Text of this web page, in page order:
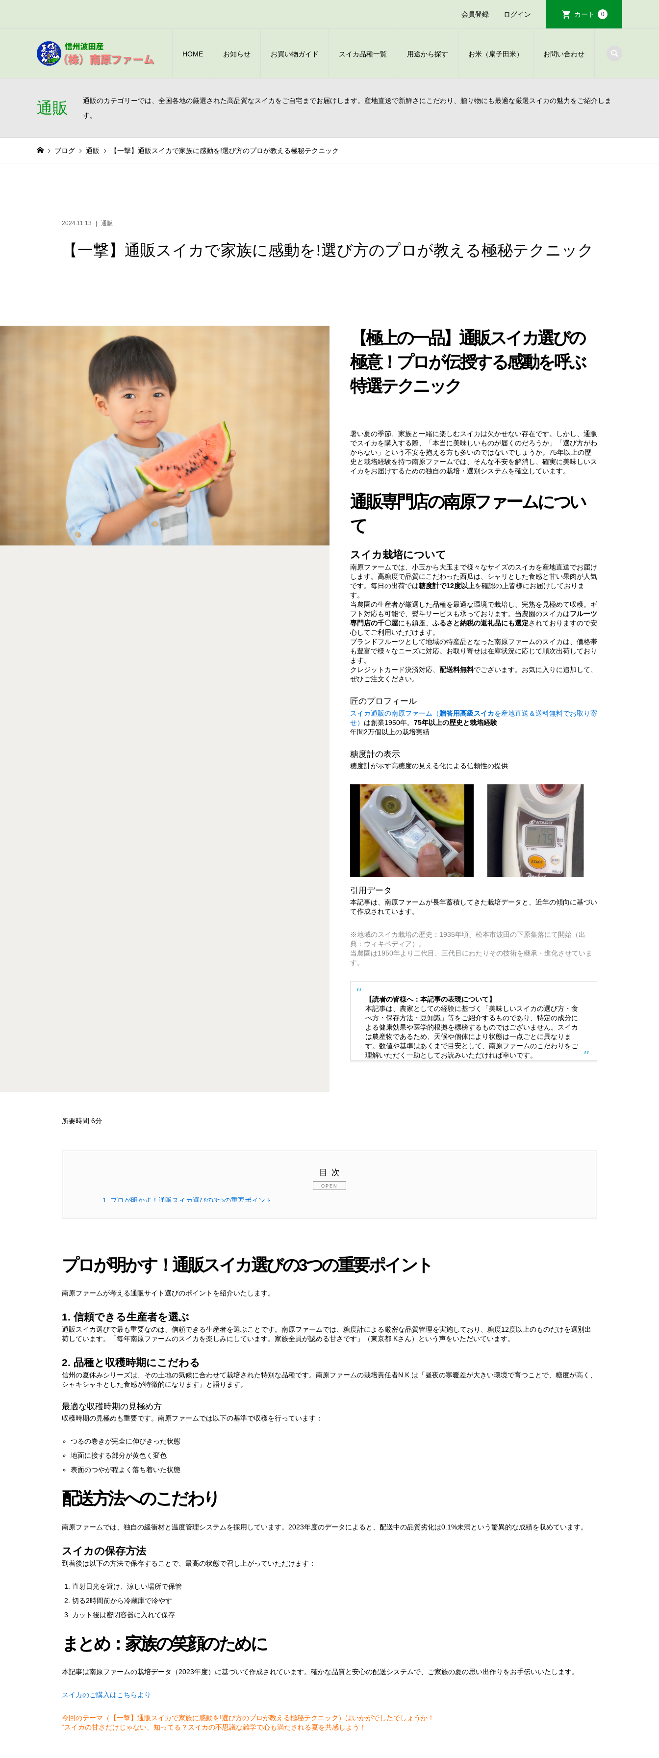
会員登録 ログイン カート 0
HOME お知らせ お買い物ガイド スイカ品種一覧 用途から探す お米（扇子田米） お問い合わせ
通販
通販のカテゴリーでは、全国各地の厳選された高品質なスイカをご自宅までお届けします。産地直送で新鮮さにこだわり、贈り物にも最適な厳選スイカの魅力をご紹介しま
す。
ブログ 通販 【一撃】通販スイカで家族に感動を!選び方のプロが教える極秘テクニック
2024.11.13 通販
【一撃】通販スイカで家族に感動を!選び方のプロが教える極秘テクニック
【極上の一品】通販スイカ選びの
極意！プロが伝授する感動を呼ぶ
特選テクニック
暑い夏の季節、家族と一緒に楽しむスイカは欠かせない存在です。しかし、通販
でスイカを購入する際、「本当に美味しいものが届くのだろうか」「選び方がわ
からない」という不安を抱える方も多いのではないでしょうか。75年以上の歴
史と栽培経験を持つ南原ファームでは、そんな不安を解消し、確実に美味しいス
イカをお届けするための独自の栽培・選別システムを確立しています。
通販専門店の南原ファームについ
て
スイカ栽培について
南原ファームでは、小玉から大玉まで様々なサイズのスイカを産地直送でお届け
します。高糖度で品質にこだわった西瓜は、シャリとした食感と甘い果肉が人気
です。毎日の出荷では糖度計で12度以上を確認の上皆様にお届けしておりま
す。
当農園の生産者が厳選した品種を最適な環境で栽培し、完熟を見極めて収穫。ギ
フト対応も可能で、熨斗サービスも承っております。当農園のスイカはフルーツ
専門店の千〇屋にも鎮座、 ふるさと納税の返礼品にも選定されておりますので安
心してご利用いただけます。
ブランドフルーツとして地域の特産品となった南原ファームのスイカは、価格帯
も豊富で様々なニーズに対応。お取り寄せは在庫状況に応じて順次出荷しており
ます。
クレジットカード決済対応、 配送料無料でございます。お気に入りに追加して、
ぜひご注文ください。
匠のプロフィール
スイカ通販の南原ファーム（贈答用高級スイカを産地直送＆送料無料でお取り寄
せ） は創業1950年。 75年以上の歴史と栽培経験
年間2万個以上の栽培実績
糖度計の表示
糖度計が示す高糖度の見える化による信頼性の提供
引用データ
本記事は、南原ファームが長年蓄積してきた栽培データと、近年の傾向に基づい
て作成されています。
※地域のスイカ栽培の歴史：1935年頃、松本市波田の下原集落にて開始（出
典：ウィキペディア）。
当農園は1950年より二代目、三代目にわたりその技術を継承・進化させていま
す。
【読者の皆様へ：本記事の表現について】
本記事は、農家としての経験に基づく「美味しいスイカの選び方・食
べ方・保存方法・豆知識」等をご紹介するものであり、特定の成分に
よる健康効果や医学的根拠を標榜するものではございません。スイカ
は農産物であるため、天候や個体により状態は一点ごとに異なりま
す。数値や基準はあくまで目安として、南原ファームのこだわりをご
理解いただく一助としてお読みいただければ幸いです。
所要時間:6分
目次
1. プロが明かす！通販スイカ選びの3つの重要ポイント
1.2.2. 品種と収穫時期にこだわる
配送方法へのこだわり
2.1.スイカの保存方法
3.まとめ：家族の笑顔のために
プロが明かす！通販スイカ選びの3つの重要ポイント
南原ファームが考える通販サイト選びのポイントを紹介いたします。
1. 信頼できる生産者を選ぶ
通販スイカ選びで最も重要なのは、信頼できる生産者を選ぶことです。南原ファームでは、糖度計による厳密な品質管理を実施しており、糖度12度以上のものだけを選別出
荷しています。「毎年南原ファームのスイカを楽しみにしています。家族全員が認める甘さです」（東京都 Kさん）という声をいただいています。
2. 品種と収穫時期にこだわる
信州の夏休みシリーズは、その土地の気候に合わせて栽培された特別な品種です。南原ファームの栽培責任者N.K.は「昼夜の寒暖差が大きい環境で育つことで、糖度が高く、
シャキシャキとした食感が特徴的になります」と語ります。
最適な収穫時期の見極め方
収穫時期の見極めも重要です。南原ファームでは以下の基準で収穫を行っています：
つるの巻きが完全に伸びきった状態
地面に接する部分が黄色く変色
表面のつやが程よく落ち着いた状態
配送方法へのこだわり
南原ファームでは、独自の緩衝材と温度管理システムを採用しています。2023年度のデータによると、配送中の品質劣化は0.1%未満という驚異的な成績を収めています。
スイカの保存方法
到着後は以下の方法で保存することで、最高の状態で召し上がっていただけます：
直射日光を避け、涼しい場所で保管
切る2時間前から冷蔵庫で冷やす
カット後は密閉容器に入れて保存
まとめ：家族の笑顔のために
本記事は南原ファームの栽培データ（2023年度）に基づいて作成されています。確かな品質と安心の配送システムで、ご家族の夏の思い出作りをお手伝いいたします。
スイカのご購入はこちらより
今回のテーマ（【一撃】通販スイカで家族に感動を!選び方のプロが教える極秘テクニック）はいかがでしたでしょうか！
“スイカの甘さだけじゃない、知ってる？スイカの不思議な雑学で心も満たされる夏を共感しよう！”